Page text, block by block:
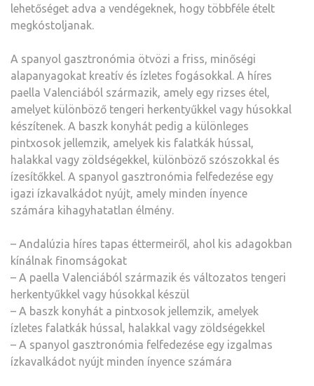
lehetőséget adva a vendégeknek, hogy többféle ételt
megkóstoljanak.
A spanyol gasztronómia ötvözi a friss, minőségi
alapanyagokat kreatív és ízletes fogásokkal. A híres
paella Valenciából származik, amely egy rizses étel,
amelyet különböző tengeri herkentyűkkel vagy húsokkal
készítenek. A baszk konyhát pedig a különleges
pintxosok jellemzik, amelyek kis falatkák hússal,
halakkal vagy zöldségekkel, különböző szószokkal és
ízesítőkkel. A spanyol gasztronómia felfedezése egy
igazi ízkavalkádot nyújt, amely minden ínyence
számára kihagyhatatlan élmény.
– Andalúzia híres tapas éttermeiről, ahol kis adagokban
kínálnak finomságokat
– A paella Valenciából származik és változatos tengeri
herkentyűkkel vagy húsokkal készül
– A baszk konyhát a pintxosok jellemzik, amelyek
ízletes falatkák hússal, halakkal vagy zöldségekkel
– A spanyol gasztronómia felfedezése egy izgalmas
ízkavalkádot nyújt minden ínyence számára